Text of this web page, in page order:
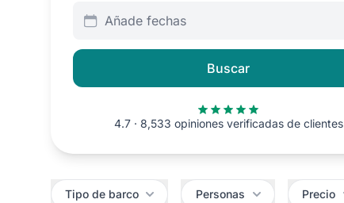
Añade fechas
Buscar
4.7 · 8,533 opiniones verificadas de clientes
Tipo de barco Personas Precio